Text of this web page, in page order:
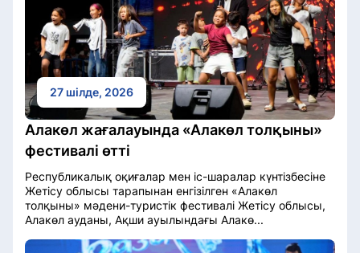
27 шілде, 2026
Алакөл жағалауында «Алакөл толқыны»
фестивалі өтті
Республикалық оқиғалар мен іс-шаралар күнтізбесіне
Жетісу облысы тарапынан енгізілген «Алакөл
толқыны» мәдени-туристік фестивалі Жетісу облысы,
Алакөл ауданы, Ақши ауылындағы Алакө...